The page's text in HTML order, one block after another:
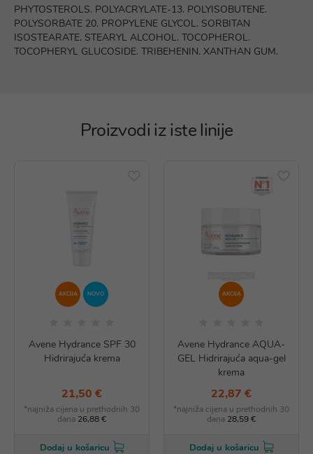
PHYTOSTEROLS. POLYACRYLATE-13. POLYISOBUTENE.
POLYSORBATE 20. PROPYLENE GLYCOL. SORBITAN
ISOSTEARATE. STEARYL ALCOHOL. TOCOPHEROL.
TOCOPHERYL GLUCOSIDE. TRIBEHENIN. XANTHAN GUM.
Proizvodi iz iste linije
AKCIJA NOVO
Avene Hydrance SPF 30
Hidrirajuća krema
21,50 €
*najniža cijena u prethodnih 30
dana 26,88 €
Dodaj u košaricu
AKCIJA
Avene Hydrance AQUA-
GEL Hidrirajuća aqua-gel
krema
22,87 €
*najniža cijena u prethodnih 30
dana 28,59 €
Dodaj u košaricu